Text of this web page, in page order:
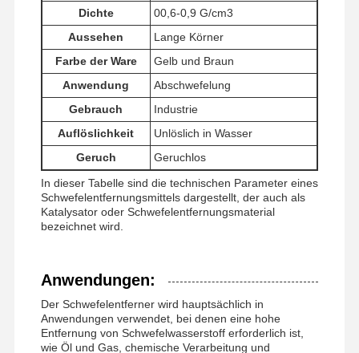
Qualitätskont
Rolle
Referenzen
Eisen-Oxid Desulfurizer
Methacryloyloxyethyltrimethylammoniumchlorid
Acryloyloxyethyltrimethylammoniumchlorid
Anionisches Polyacrylamid
Dichte
00,6-0,9 G/cm3
Aussehen
Lange Körner
Farbe der Ware
Gelb und Braun
Anwendung
Abschwefelung
Gebrauch
Industrie
Auflöslichkeit
Unlöslich in Wasser
Geruch
Geruchlos
In dieser Tabelle sind die technischen Parameter eines
Schwefelentfernungsmittels dargestellt, der auch als
Katalysator oder Schwefelentfernungsmaterial
bezeichnet wird.
Anwendungen:
Der Schwefelentferner wird hauptsächlich in
Anwendungen verwendet, bei denen eine hohe
Entfernung von Schwefelwasserstoff erforderlich ist,
wie Öl und Gas, chemische Verarbeitung und